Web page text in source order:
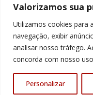
Valorizamos sua
Utilizamos cookies para
navegação, exibir
analisar nosso tráfego.
concorda com nosso
Personalizar